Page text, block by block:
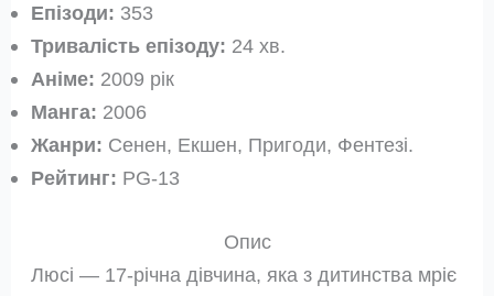
Епізоди: 353
Тривалість епізоду: 24 хв.
Аніме: 2009 рік
Манга: 2006
Жанри: Сенен, Екшен, Пригоди, Фентезі.
Рейтинг: PG-13
Опис
Люсі — 17-річна дівчина, яка з дитинства мріє